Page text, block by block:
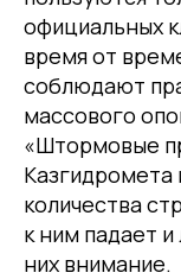
официальных
время от
соблюдают
массового
«Штормовые
количества
к ним падает
них внимание.